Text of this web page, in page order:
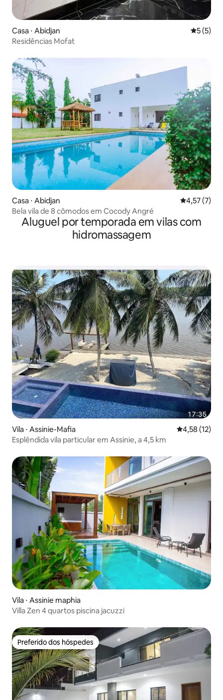
Casa ⋅ Abidjan 5 de
5 (5)
Residências Mofat
Casa ⋅ Abidjan 4,57 de
4,57 (7)
Bela vila de 8 cômodos em Cocody Angré
Aluguel por temporada em vilas com
hidromassagem
Vila ⋅ Assinie-Mafia 4,58 de uma
4,58 (12)
Esplêndida vila particular em Assinie, a 4,5 km
Vila ⋅ Assinie maphia
Villa Zen 4 quartos piscina jacuzzi
Preferido dos hóspedes
Preferido dos hóspedes